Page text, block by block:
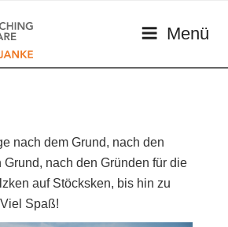
– COACHING &
und privaten Kontext
Menü
nach dem Grund, nach den
Grund, nach den Gründen für die
auf Stöcksken, bis hin zu
Spaß!